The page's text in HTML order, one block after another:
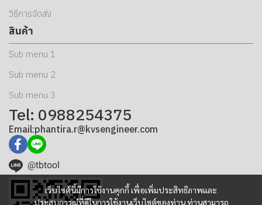
เว็บไซต์นี้มีการใช้งานคุกกี้ เพื่อเพิ่มประสิทธิภาพและ
ประสบการณ์ที่ดีในการใช้งานเว็บไซต์ของท่าน ท่านสามารถ
วิธีการจัดส่ง
สินค้า
Sub menu 1
Sub menu 2
Sub menu 3
Tel: 0988254375
Email:phantira.r@kvsengineer.com
@tbtool